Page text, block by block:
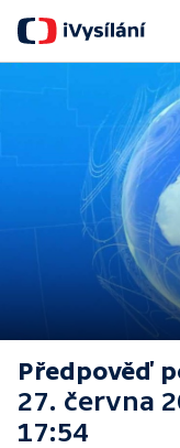
Předpověď
27. června
17:54